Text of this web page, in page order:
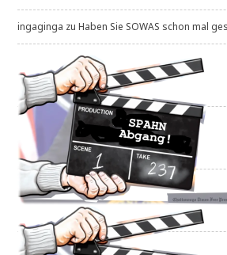
ingaginga zuHaben Sie SOWAS schon mal